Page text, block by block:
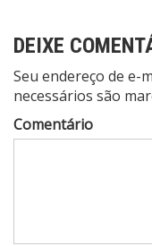
DEIXE
Seu endereço de e-
necessários são
Comentário